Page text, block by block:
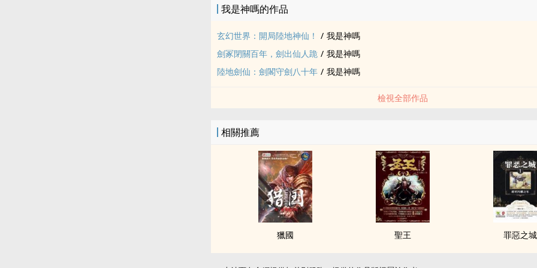
我是神嗎的作品
玄幻世界：開局陸地神仙！ / 我是神嗎
劍冢閉關百年，劍出仙人跪 / 我是神嗎
陸地劍仙：劍閣守劍八十年 / 我是神嗎
檢視全部作品
相關推薦
獵國 聖王 罪惡之城